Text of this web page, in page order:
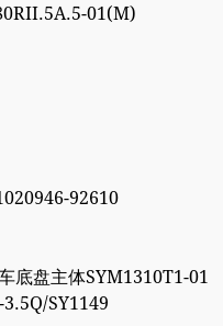
01(M)
92610
底盘主体SYM1310T1-01
SY1149